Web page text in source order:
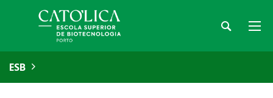
ESB